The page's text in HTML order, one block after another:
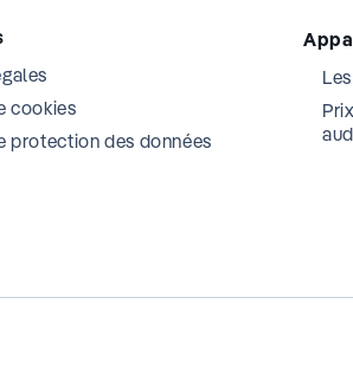
cookies
protection des données